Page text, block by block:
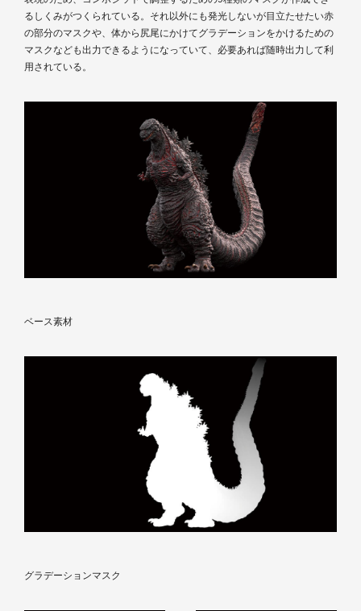
るしくみがつくられている。それ以外にも発光しないが目立たせたい赤
の部分のマスクや、体から尻尾にかけてグラデーションをかけるための
マスクなども出力できるようになっていて、必要あれば随時出力して利
用されている。
ベース素材
グラデーションマスク